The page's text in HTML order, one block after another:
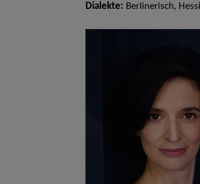
Dialekte: Berlinerisch,